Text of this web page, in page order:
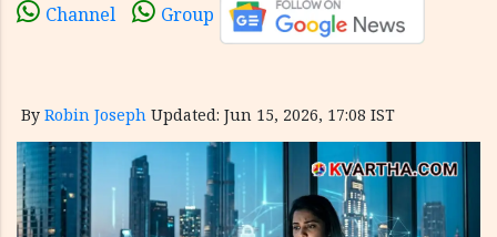
Channel Group
By Robin Joseph Updated: Jun 15, 2026, 17:08 IST